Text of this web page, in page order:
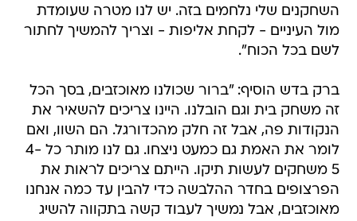
השחקנים שלי נלחמים בזה. יש לנו מטרה שעומדת
מול העיניים - לקחת אליפות - וצריך להמשיך לחתור
לשם בכל הכוח".
ברק בדש הוסיף: "ברור שכולנו מאוכזבים, בסך הכל
זה משחק בית וגם הובלנו. היינו צריכים להשאיר את
הנקודות פה, אבל זה חלק מהכדורגל. הם השוו, ואם
לומר את האמת גם כמעט ניצחו. גם לנו מותר כל 4-
5 משחקים לעשות תיקו. הייתם צריכים לראות את
הפרצופים בחדר ההלבשה כדי להבין עד כמה אנחנו
מאוכזבים, אבל נמשיך לעבוד קשה בתקווה להשיג